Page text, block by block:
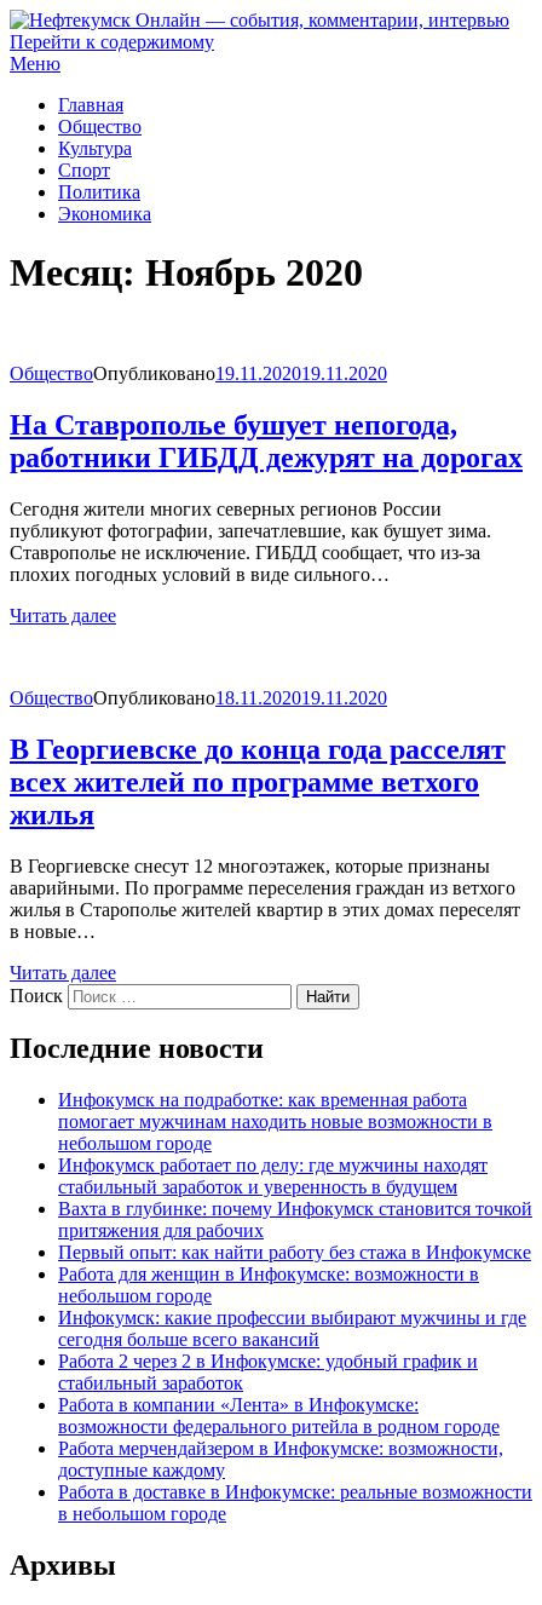
Нефтекумск Онлайн — события, комментарии, интервью
Перейти к содержимому
Меню
Главная
Общество
Культура
Спорт
Политика
Экономика
Месяц: Ноябрь 2020
ОбществоОпубликовано19.11.202019.11.2020
На Ставрополье бушует непогода,
работники ГИБДД дежурят на дорогах
Сегодня жители многих северных регионов России
публикуют фотографии, запечатлевшие, как бушует зима.
Ставрополье не исключение. ГИБДД сообщает, что из-за
плохих погодных условий в виде сильного…
Читать далее
ОбществоОпубликовано18.11.202019.11.2020
В Георгиевске до конца года расселят
всех жителей по программе ветхого
жилья
В Георгиевске снесут 12 многоэтажек, которые признаны
аварийными. По программе переселения граждан из ветхого
жилья в Старополье жителей квартир в этих домах переселят
в новые…
Читать далее
Поиск
Найти
Последние новости
Инфокумск на подработке: как временная работа
помогает мужчинам находить новые возможности в
небольшом городе
Инфокумск работает по делу: где мужчины находят
стабильный заработок и уверенность в будущем
Вахта в глубинке: почему Инфокумск становится точкой
притяжения для рабочих
Первый опыт: как найти работу без стажа в Инфокумске
Работа для женщин в Инфокумске: возможности в
небольшом городе
Инфокумск: какие профессии выбирают мужчины и где
сегодня больше всего вакансий
Работа 2 через 2 в Инфокумске: удобный график и
стабильный заработок
Работа в компании «Лента» в Инфокумске:
возможности федерального ритейла в родном городе
Работа мерчендайзером в Инфокумске: возможности,
доступные каждому
Работа в доставке в Инфокумске: реальные возможности
в небольшом городе
Архивы